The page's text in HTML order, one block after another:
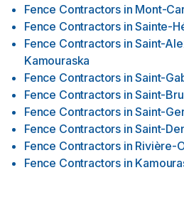
Fence Contractors in Mont-
Fence Contractors in Sainte-
Fence Contractors in Saint-
Kamouraska
Fence Contractors in Saint-
Fence Contractors in Saint-
Fence Contractors in Saint-
Fence Contractors in Saint-
Fence Contractors in Rivière-
Fence Contractors in